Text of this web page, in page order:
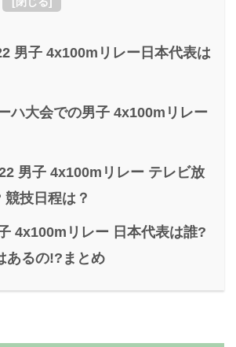
男子 4x100mリレー日本代表は
ハ大会での男子 4x100mリレー
男子 4x100mリレー テレビ放
技日程は？
4x100mリレー 日本代表は誰?
あるの!?まとめ